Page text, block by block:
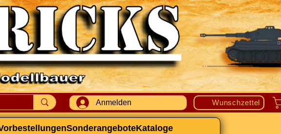
Anmelden Wunschzettel
SonderangeboteKataloge